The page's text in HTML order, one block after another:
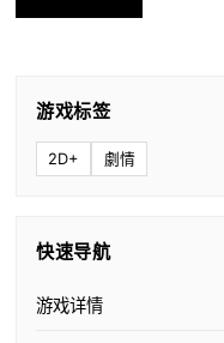
游戏标签
2D+ 劇情
快速导航
游戏详情